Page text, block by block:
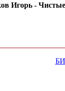
Игорь -